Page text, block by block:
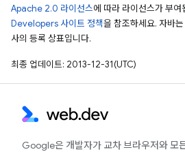
Apache 2.0 라이선스에 따라 라이선스가 부
Developers 사이트 정책을 참조하세요. 자바
사의 등록 상표입니다.
최종 업데이트: 2013-12-31(UTC)
Google은 개발자가 교차 브라우저와 모